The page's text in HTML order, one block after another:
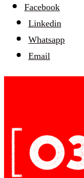
Facebook
Linkedin
Whatsapp
Email